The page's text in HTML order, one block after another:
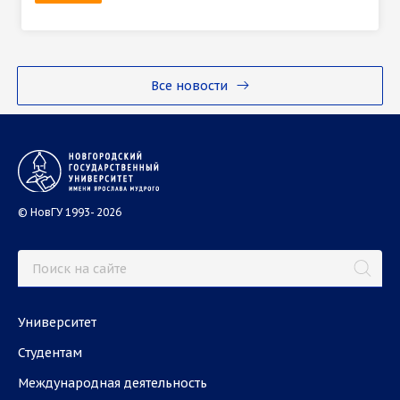
Все новости
© НовГУ 1993- 2026
Университет
Студентам
Международная деятельность